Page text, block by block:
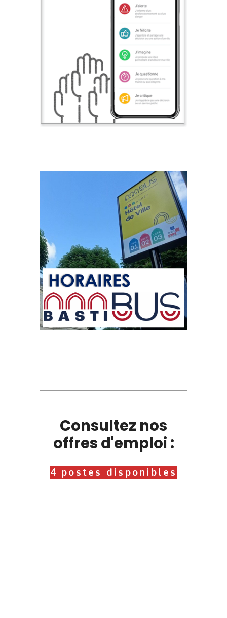
Consultez nos
offres d'emploi :
4 postes disponibles